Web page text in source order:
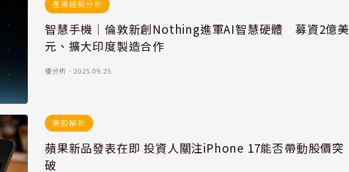
產業趨勢分析
智慧手機｜倫敦新創Nothing進軍AI智慧硬體 募資2億美
元、擴大印度製造合作
優分析 ． 2025.09.25
美股解析
蘋果新品發表在即 投資人關注iPhone 17能否帶動股價突
破